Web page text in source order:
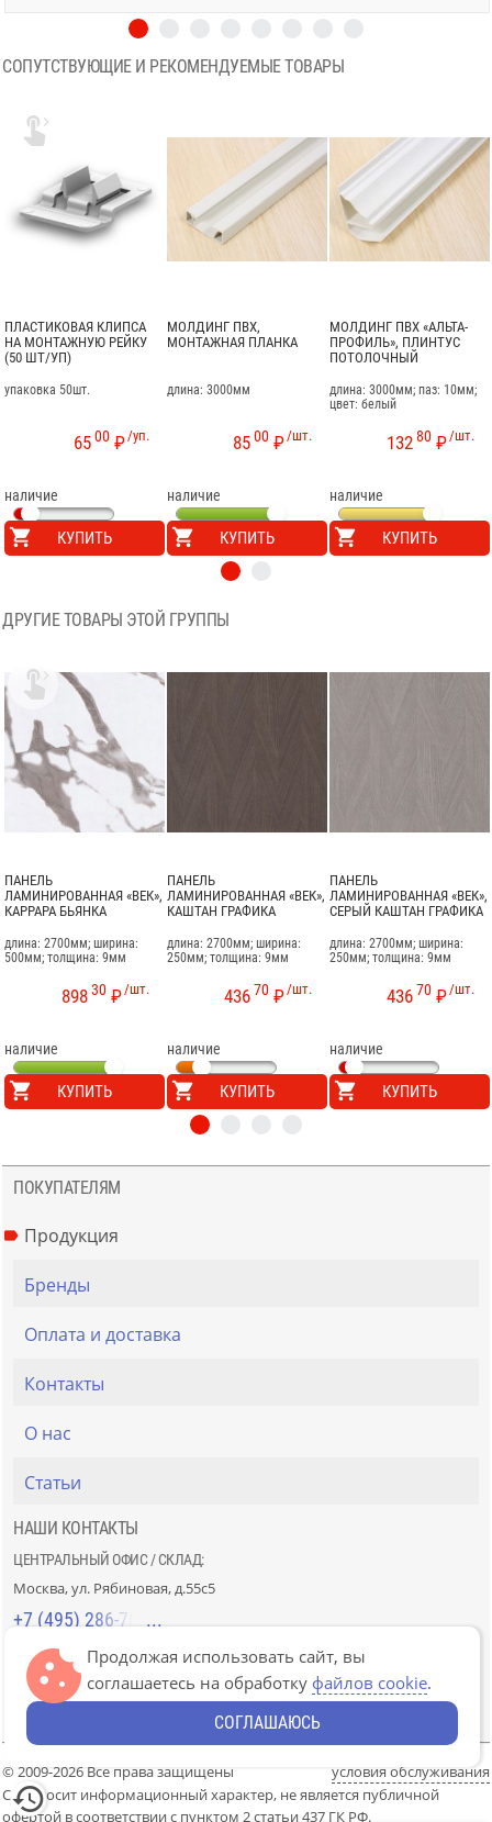
СОПУТСТВУЮЩИЕ И РЕКОМЕНДУЕМЫЕ ТОВАРЫ
ПЛАСТИКОВАЯ КЛИПСА
НА МОНТАЖНУЮ РЕЙКУ
(50 ШТ/УП)
упаковка 50шт.
/уп.
6500 ₽
наличие
КУПИТЬ
МОЛДИНГ ПВХ,
МОНТАЖНАЯ ПЛАНКА
длина: 3000мм
/шт.
8500 ₽
наличие
КУПИТЬ
МОЛДИНГ ПВХ «АЛЬТА-
ПРОФИЛЬ», ПЛИНТУС
ПОТОЛОЧНЫЙ
длина: 3000мм; паз: 10мм;
цвет: белый
/шт.
13280 ₽
наличие
КУПИТЬ

ДРУГИЕ ТОВАРЫ ЭТОЙ ГРУППЫ
ПАНЕЛЬ
ЛАМИНИРОВАННАЯ «ВЕК»,
КАРРАРА БЬЯНКА
длина: 2700мм; ширина:
500мм; толщина: 9мм
/шт.
89830 ₽
наличие
КУПИТЬ
ПАНЕЛЬ
ЛАМИНИРОВАННАЯ «ВЕК»,
КАШТАН ГРАФИКА
длина: 2700мм; ширина:
250мм; толщина: 9мм
/шт.
43670 ₽
наличие
КУПИТЬ
ПАНЕЛЬ
ЛАМИНИРОВАННАЯ «ВЕК»,
СЕРЫЙ КАШТАН ГРАФИКА
длина: 2700мм; ширина:
250мм; толщина: 9мм
/шт.
43670 ₽
наличие
КУПИТЬ

ПОКУПАТЕЛЯМ
Продукция
Бренды
Оплата и доставка
Контакты
О нас
Статьи
НАШИ КОНТАКТЫ
ЦЕНТРАЛЬНЫЙ ОФИС / СКЛАД:
Москва, ул. Рябиновая, д.55с5
+7 (495) 286-70-40
СТРОЙРЫНОК «СЛАВЯНСКИЙ МИР»:
Москва, 41км МКАД, пав. Г-14/7-8 и Д-14/7-8
+7 (499) 226-74-18
© 2009-2026 Все права защищены
условия обслуживания
Сайт носит информационный характер, не является публичной
офертой в соответствии с пунктом 2 статьи 437 ГК РФ.
Продолжая использовать сайт, вы
соглашаетесь на обработку файлов cookie.
СОГЛАШАЮСЬ